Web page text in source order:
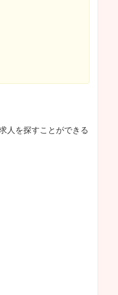
人を探すことができる